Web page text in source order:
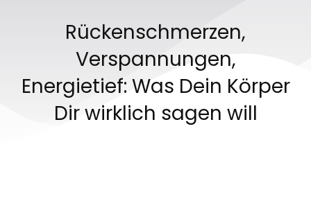
Rückenschmerzen,
Verspannungen,
Energietief: Was Dein Körper
Dir wirklich sagen will